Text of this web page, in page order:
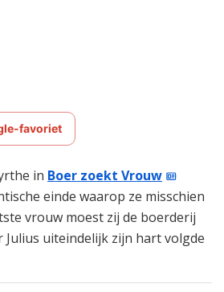
favoriet
in Boer zoekt Vrouw
einde waarop ze misschien
vrouw moest zij de boerderij
uiteindelijk zijn hart volgde